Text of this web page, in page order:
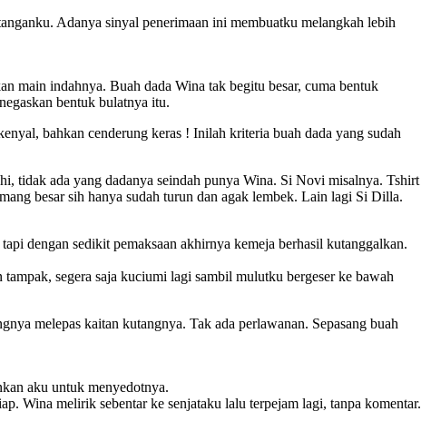
Adanya sinyal penerimaan ini membuatku melangkah lebih
main indahnya. Buah dada Wina tak begitu besar, cuma bentuk
bentuk bulatnya itu.
bahkan cenderung keras ! Inilah kriteria buah dada yang sudah
tidak ada yang dadanya seindah punya Wina. Si Novi misalnya. Tshirt
besar sih hanya sudah turun dan agak lembek. Lain lagi Si Dilla.
dengan sedikit pemaksaan akhirnya kemeja berhasil kutanggalkan.
segera saja kuciumi lagi sambil mulutku bergeser ke bawah
melepas kaitan kutangnya. Tak ada perlawanan. Sepasang buah
aku untuk menyedotnya.
Wina melirik sebentar ke senjataku lalu terpejam lagi, tanpa komentar.